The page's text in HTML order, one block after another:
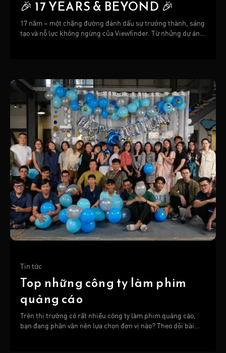
🎉 17 YEARS & BEYOND 🎉
17 năm – một chặng đường đánh dấu sự trưởng thành, sáng
tạo và nỗ lực không ngừng của Viewfinder. Từ những dự án
Tin tức
Top những công ty làm phim
quảng cáo
Trên thị trường có rất nhiều công ty làm phim quảng cáo,
bạn đang phân vân nên lựa chọn đơn vị nào? Theo dõi bài